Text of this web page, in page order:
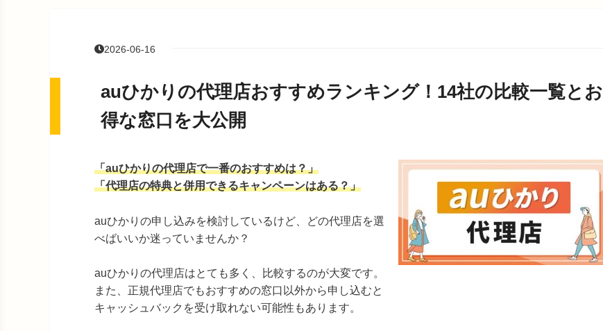
2026-06-16
auひかりの代理店おすすめランキング！14社の比較一覧とお
得な窓口を大公開
「auひかりの代理店で一番のおすすめは？」
「代理店の特典と併用できるキャンペーンはある？」
auひかりの申し込みを検討しているけど、どの代理店を選
べばいいか迷っていませんか？
auひかりの代理店はとても多く、比較するのが大変です。
また、正規代理店でもおすすめの窓口以外から申し込むと
キャッシュバックを受け取れない可能性もあります。